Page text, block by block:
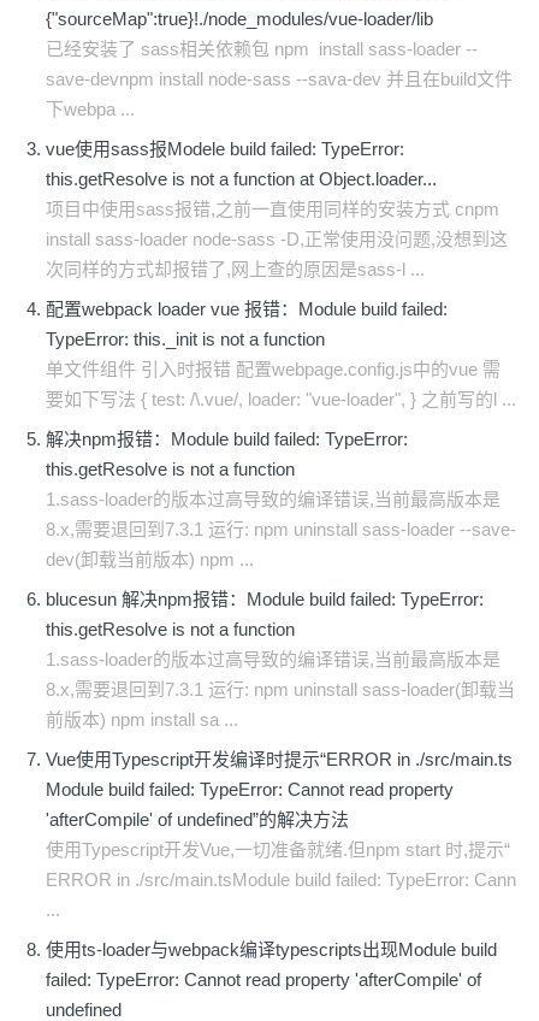
{"sourceMap":true}!./node_modules/vue-loader/lib
已经安装了 sass相关依赖包 npm install sass-loader --
save-devnpm install node-sass --sava-dev 并且在build文件
下webpa ...
vue使用sass报Modele build failed: TypeError:
this.getResolve is not a function at Object.loader...
项目中使用sass报错,之前一直使用同样的安装方式 cnpm
install sass-loader node-sass -D,正常使用没问题,没想到这
次同样的方式却报错了,网上查的原因是sass-l ...
配置webpack loader vue 报错：Module build failed:
TypeError: this._init is not a function
单文件组件 引入时报错 配置webpage.config.js中的vue 需
要如下写法 { test: /\.vue/, loader: "vue-loader", } 之前写的l ...
解决npm报错：Module build failed: TypeError:
this.getResolve is not a function
1.sass-loader的版本过高导致的编译错误,当前最高版本是
8.x,需要退回到7.3.1 运行: npm uninstall sass-loader --save-
dev(卸载当前版本) npm ...
blucesun 解决npm报错：Module build failed: TypeError:
this.getResolve is not a function
1.sass-loader的版本过高导致的编译错误,当前最高版本是
8.x,需要退回到7.3.1 运行: npm uninstall sass-loader(卸载当
前版本) npm install sa ...
Vue使用Typescript开发编译时提示“ERROR in ./src/main.ts
Module build failed: TypeError: Cannot read property
'afterCompile' of undefined”的解决方法
使用Typescript开发Vue,一切准备就绪.但npm start 时,提示“
ERROR in ./src/main.tsModule build failed: TypeError: Cann
...
使用ts-loader与webpack编译typescripts出现Module build
failed: TypeError: Cannot read property 'afterCompile' of
undefined